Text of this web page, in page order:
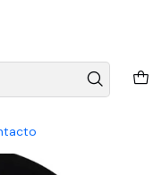
2025 Producido Por